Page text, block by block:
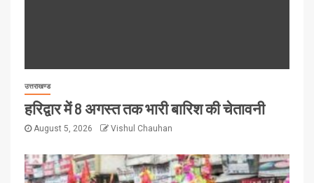
उत्तराखण्ड
हरिद्वार में 8 अगस्त तक भारी बारिश की चेतावनी
August 5, 2026 Vishul Chauhan